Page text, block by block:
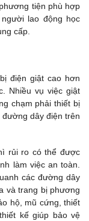
tiện phù hợp
lao động học
cấp.
điện giật cao hơn
Nhiều vụ việc giật
chạm phải thiết bị
dây điện trên
rủi ro có thể được
làm việc an toàn.
các đường dây
và trang bị phương
hộ, mũ cứng, thiết
kế giúp bảo vệ